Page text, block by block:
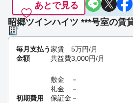
あとで見る
昭郷ツインハイツ ***号室の賃
毎月支払う
金額
家賃 5万円/月
共益費3,000円/月
初期費用
敷金
－
礼金
－
保証金 －